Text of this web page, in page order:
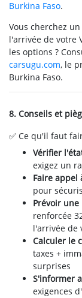
Burkina Faso.
Vous cherchez un
l'arrivée de votre
les options ?
carsugu.com, le
Burkina Faso.
8. Conseils et
✅ Ce qu'il faut
Vérifier
exigez un
Faire appel
pour
Prévoir
renforcée
l'arrivée de
Calculer le
taxes +
surprises
S'informer
exigences